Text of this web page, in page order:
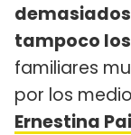
tampoco
familiares
por los
Ernestina